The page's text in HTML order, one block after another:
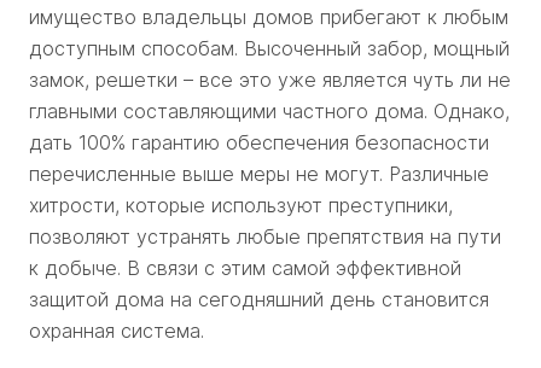
имущество владельцы домов прибегают к любым
доступным способам. Высоченный забор, мощный
замок, решетки – все это уже является чуть ли не
главными составляющими частного дома. Однако,
дать 100% гарантию обеспечения безопасности
перечисленные выше меры не могут. Различные
хитрости, которые используют преступники,
позволяют устранять любые препятствия на пути
к добыче. В связи с этим самой эффективной
защитой дома на сегодняшний день становится
охранная система.